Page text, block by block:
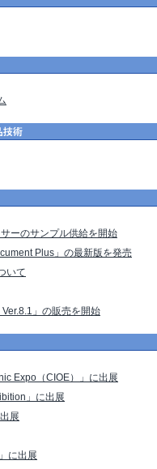
ーのサンプル供給を開始
Plus」の最新版を発売
いて
」の販売を開始
Expo（CIOE）」に出展
」に出展
展
に出展